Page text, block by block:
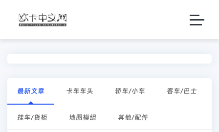
最新文章 卡车车头 轿车/小车 客车/巴士
挂车/货柜 地图模组 其他/配件